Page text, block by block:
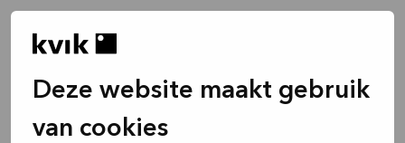
Deze website maakt gebruik
van cookies